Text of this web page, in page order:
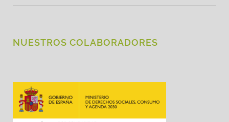
NUESTROS COLABORADORES